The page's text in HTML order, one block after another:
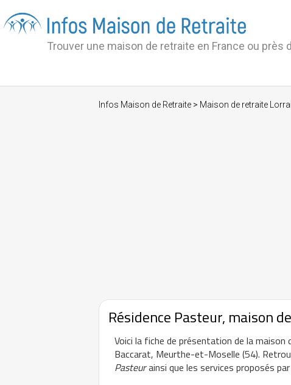
Trouver une maison de retraite en France ou près
Infos Maison de Retraite > Maison de retraite
Résidence Pasteur, maison
Voici la fiche de présentation de la maison
Baccarat, Meurthe-et-Moselle (54).
Pasteurainsi que les services proposés